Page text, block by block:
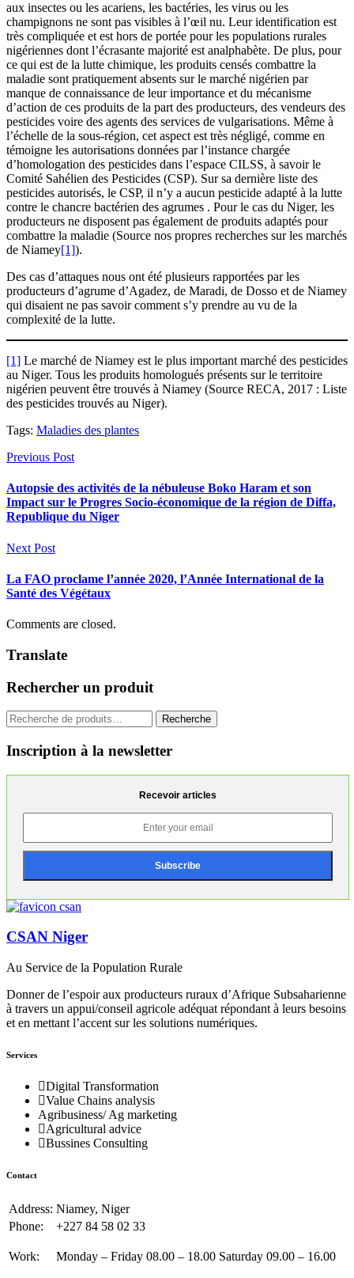
aux insectes ou les acariens, les bactéries, les virus ou les
champignons ne sont pas visibles à l’œil nu. Leur identification est
très compliquée et est hors de portée pour les populations rurales
nigériennes dont l’écrasante majorité est analphabète. De plus, pour
ce qui est de la lutte chimique, les produits censés combattre la
maladie sont pratiquement absents sur le marché nigérien par
manque de connaissance de leur importance et du mécanisme
d’action de ces produits de la part des producteurs, des vendeurs des
pesticides voire des agents des services de vulgarisations. Même à
l’échelle de la sous-région, cet aspect est très négligé, comme en
témoigne les autorisations données par l’instance chargée
d’homologation des pesticides dans l’espace CILSS, à savoir le
Comité Sahélien des Pesticides (CSP). Sur sa dernière liste des
pesticides autorisés, le CSP, il n’y a aucun pesticide adapté à la lutte
contre le chancre bactérien des agrumes . Pour le cas du Niger, les
producteurs ne disposent pas également de produits adaptés pour
combattre la maladie (Source nos propres recherches sur les marchés
de Niamey[1]).
Des cas d’attaques nous ont été plusieurs rapportées par les
producteurs d’agrume d’Agadez, de Maradi, de Dosso et de Niamey
qui disaient ne pas savoir comment s’y prendre au vu de la
complexité de la lutte.
[1] Le marché de Niamey est le plus important marché des pesticides
au Niger. Tous les produits homologués présents sur le territoire
nigérien peuvent être trouvés à Niamey (Source RECA, 2017 : Liste
des pesticides trouvés au Niger).
Tags: Maladies des plantes
Previous Post
Autopsie des activités de la nébuleuse Boko Haram et son
Impact sur le Progres Socio-économique de la région de Diffa,
Republique du Niger
Next Post
La FAO proclame l’année 2020, l’Année International de la
Santé des Végétaux
Comments are closed.
Translate
Rechercher un produit
Recherche
pour :
Recherche
Inscription à la newsletter
Recevoir articles
CSAN Niger
Au Service de la Population Rurale
Donner de l’espoir aux producteurs ruraux d’Afrique Subsaharienne
à travers un appui/conseil agricole adéquat répondant à leurs besoins
et en mettant l’accent sur les solutions numériques.
Services
Digital Transformation
Value Chains analysis
Agribusiness/ Ag marketing
Agricultural advice
Bussines Consulting
Contact
Address: Niamey, Niger
Phone:
+227 84 58 02 33
Work: Monday – Friday 08.00 – 18.00 Saturday 09.00 – 16.00